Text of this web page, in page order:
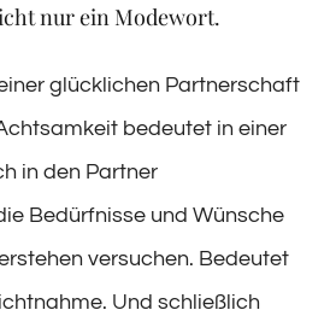
nur ein Modewort.
glücklichen Partnerschaft
bedeutet in einer
in den Partner
Bedürfnisse und Wünsche
versuchen. Bedeutet
Und schließlich